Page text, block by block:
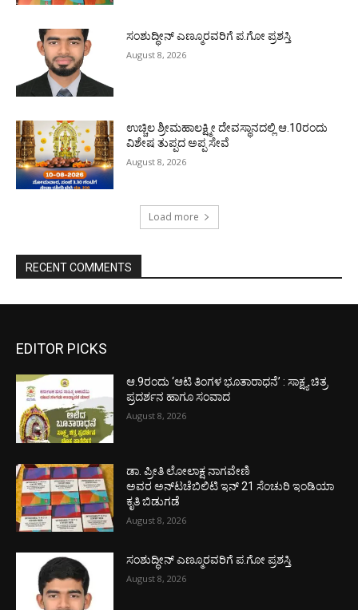
ಸಂಶುದ್ಧೀನ್ ಎಣ್ಮೂರವರಿಗೆ ಪ.ಗೋ ಪ್ರಶಸ್ತಿ
August 8, 2026
ಉಚ್ಚಿಲ ಶ್ರೀಮಹಾಲಕ್ಷ್ಮೀ ದೇವಸ್ಥಾನದಲ್ಲಿ ಆ.10ರಂದು
ವಿಶೇಷ ತುಪ್ಪದ ಅಪ್ಪ ಸೇವೆ
August 8, 2026
Load more
RECENT COMMENTS
EDITOR PICKS
ಆ.9ರಂದು ‘ಆಟಿ ತಿಂಗಳ ಭೂತಾರಾಧನೆ’ : ಸಾಕ್ಷ್ಯ ಚಿತ್ರ
ಪ್ರದರ್ಶನ ಹಾಗೂ ಸಂವಾದ
August 8, 2026
ಡಾ. ಪ್ರೀತಿ ಲೋಲಾಕ್ಷ ನಾಗವೇಣಿ
ಅವರ ಅನ್‌ಟಚೆಬಿಲಿಟಿ ಇನ್ 21 ಸೆಂಚುರಿ ಇಂಡಿಯಾ
ಕೃತಿ ಬಿಡುಗಡೆ
August 8, 2026
ಸಂಶುದ್ಧೀನ್ ಎಣ್ಮೂರವರಿಗೆ ಪ.ಗೋ ಪ್ರಶಸ್ತಿ
August 8, 2026